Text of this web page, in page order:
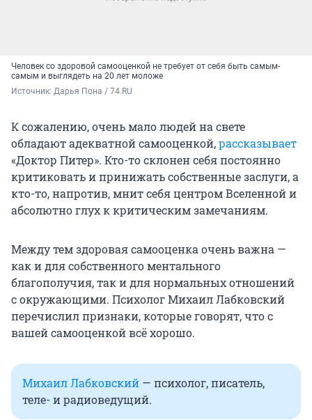
Человек со здоровой самооценкой не требует от себя быть самым-
самым и выглядеть на 20 лет моложе
Источник: Дарья Пона / 74.RU
К сожалению, очень мало людей на свете
обладают адекватной самооценкой,рассказывает
«Доктор Питер». Кто-то склонен себя постоянно
критиковать и принижать собственные заслуги, а
кто-то, напротив, мнит себя центром Вселенной и
абсолютно глух к критическим замечаниям.
Между тем здоровая самооценка очень важна —
как и для собственного ментального
благополучия, так и для нормальных отношений
с окружающими. Психолог Михаил Лабковский
перечислил признаки, которые говорят, что с
вашей самооценкой всё хорошо.
Михаил Лабковский — психолог, писатель,
теле- и радиоведущий.